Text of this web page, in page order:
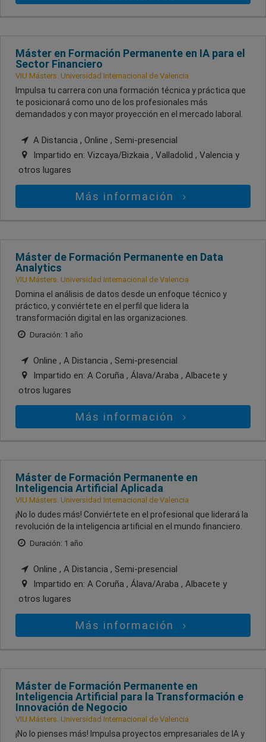
Máster en Formación Permanente en IA para el
Sector Financiero
VIU Másters. Universidad Internacional de Valencia
Impulsa tu carrera con una formación técnica y práctica que
te posicionará como uno de los profesionales más
demandados y con mayor proyección en el mercado laboral.
A Distancia , Online , Semi-presencial
Impartido en: Vizcaya/Bizkaia , Valladolid , Valencia y
otros lugares
Más información
Máster de Formación Permanente en Data
Analytics
VIU Másters. Universidad Internacional de Valencia
Domina el análisis de datos desde un enfoque técnico y
práctico, y conviértete en el perfil que lidera la
transformación digital en las organizaciones.
Duración: 1 año
Online , A Distancia , Semi-presencial
Impartido en: A Coruña , Álava/Araba , Albacete y
otros lugares
Más información
Máster de Formación Permanente en
Inteligencia Artificial Aplicada
VIU Másters. Universidad Internacional de Valencia
¡No lo dudes más! Conviértete en el profesional que liderará la
revolución de la inteligencia artificial en el mundo financiero.
Duración: 1 año
Online , A Distancia , Semi-presencial
Impartido en: A Coruña , Álava/Araba , Albacete y
otros lugares
Más información
Máster de Formación Permanente en
Inteligencia Artificial para la Transformación e
Innovación de Negocio
VIU Másters. Universidad Internacional de Valencia
¡No lo pienses más! Impulsa proyectos empresariales de IA y